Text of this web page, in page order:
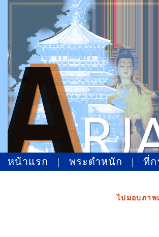
หน้าแรก | พระตำหนัก | ที่ก
ไปมอบภา